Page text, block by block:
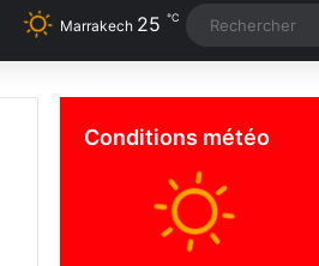
Marrakech 25 ℃
Conditions météo